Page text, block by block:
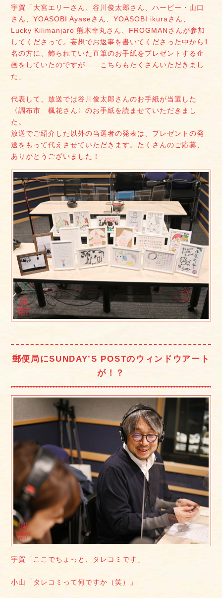
宇賀「大宮エリーさん、谷川俊太郎さん、ハービー・山口
さん、YOASOBI Ayaseさん、YOASOBI ikuraさん、
Lucky Kilimanjaro 熊木幸丸さん、FROGMANさんが参加
してくださって。妄想でお返事を書いてくださった中から1
名の方に、飾られていた直筆のお手紙をプレゼントする企
画をしていたのですが……こちらもたくさんいただきまし
た」
代表して、放送では谷川俊太郎さんのお手紙が当選した
〈調布市 楓花さん〉のお手紙を読ませていただきまし
た。
放送でご紹介した以外の当選者の発表は、プレゼントの発
送をもって代えさせていただきます。たくさんのご応募、
ありがとうございました！
郵便局にSUNDAY’S POSTのウィンドウアート
が！？
宇賀「ここでちょっと、タレコミです」
小山「タレコミって何ですか（笑）」